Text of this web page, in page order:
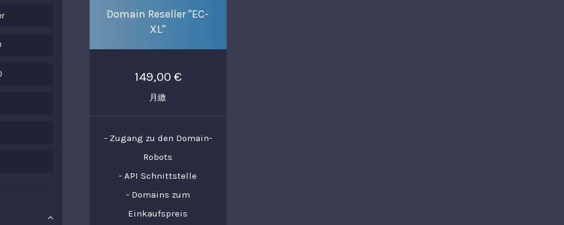
Domain Reseller "EC-
XL"
149,00 €
月繳
- Zugang zu den Domain-
Robots
- API Schnittstelle
- Domains zum
Einkaufspreis